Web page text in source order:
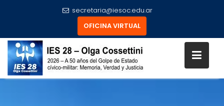
secretaria@iesoc.edu.ar
OFICINA VIRTUAL